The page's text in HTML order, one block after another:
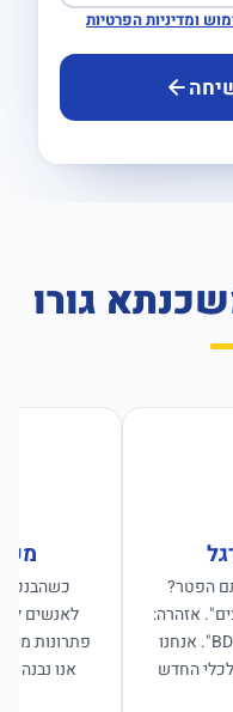
ומדיניות הפרטיות
גורו
הפטר?
אזהרה:
אל תאמינו למי שמבטיח "למחוק BDI". אנחנו
החדש
לאנשים
פתרונות
אנו נבנה